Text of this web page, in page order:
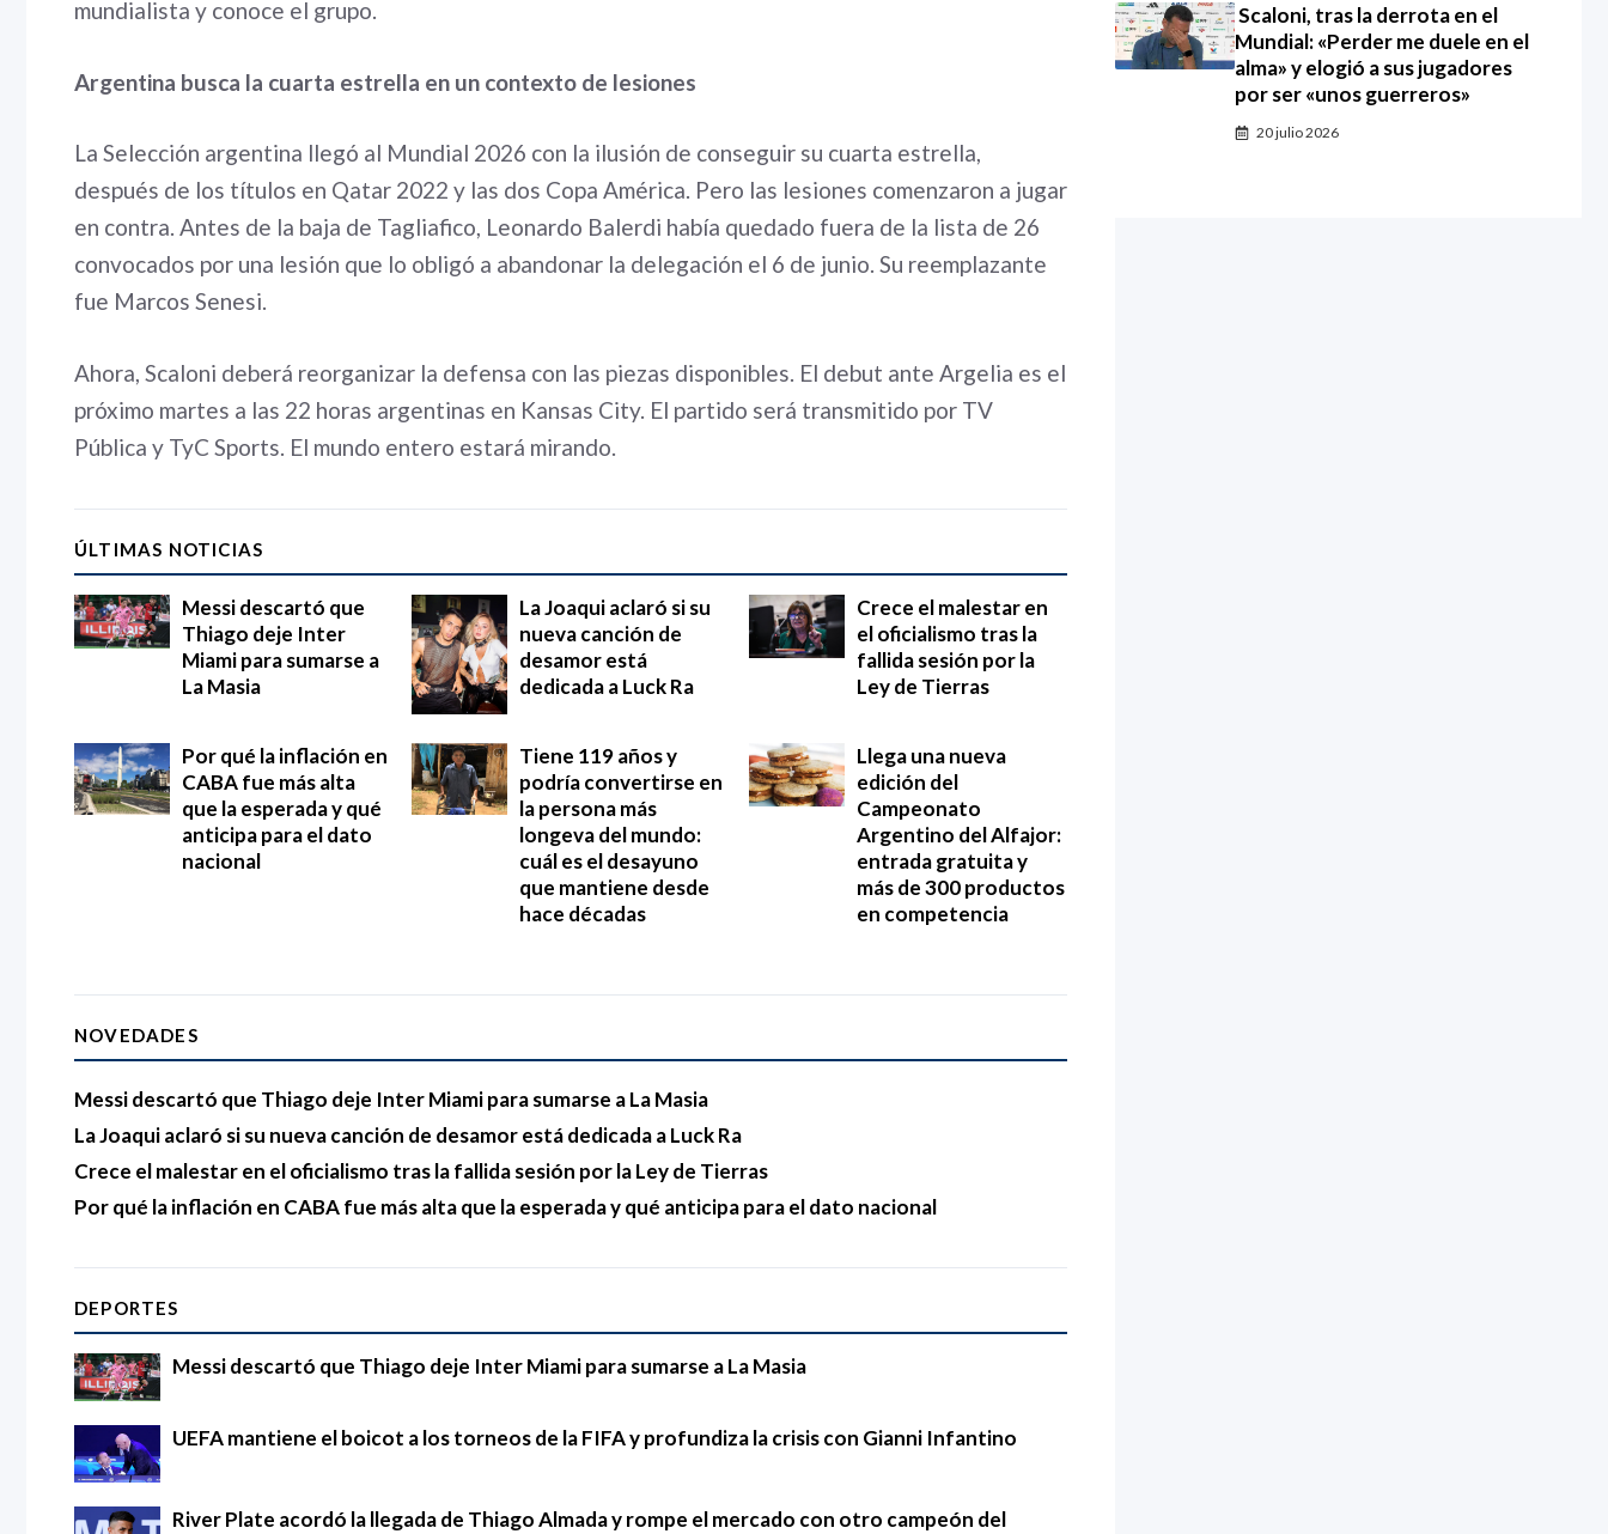
mundialista y conoce el grupo.
Argentina busca la cuarta estrella en un contexto de lesiones
La Selección argentina llegó al Mundial 2026 con la ilusión de conseguir su cuarta estrella,
después de los títulos en Qatar 2022 y las dos Copa América. Pero las lesiones comenzaron a jugar
en contra. Antes de la baja de Tagliafico, Leonardo Balerdi había quedado fuera de la lista de 26
convocados por una lesión que lo obligó a abandonar la delegación el 6 de junio. Su reemplazante
fue Marcos Senesi.
Ahora, Scaloni deberá reorganizar la defensa con las piezas disponibles. El debut ante Argelia es el
próximo martes a las 22 horas argentinas en Kansas City. El partido será transmitido por TV
Pública y TyC Sports. El mundo entero estará mirando.
ÚLTIMAS NOTICIAS
Messi descartó que
Thiago deje Inter
Miami para sumarse a
La Masia
La Joaqui aclaró si su
nueva canción de
desamor está
dedicada a Luck Ra
Crece el malestar en
el oficialismo tras la
fallida sesión por la
Ley de Tierras
Por qué la inflación en
CABA fue más alta
que la esperada y qué
anticipa para el dato
nacional
Tiene 119 años y
podría convertirse en
la persona más
longeva del mundo:
cuál es el desayuno
que mantiene desde
hace décadas
Llega una nueva
edición del
Campeonato
Argentino del Alfajor:
entrada gratuita y
más de 300 productos
en competencia
NOVEDADES
Messi descartó que Thiago deje Inter Miami para sumarse a La Masia
La Joaqui aclaró si su nueva canción de desamor está dedicada a Luck Ra
Crece el malestar en el oficialismo tras la fallida sesión por la Ley de Tierras
Por qué la inflación en CABA fue más alta que la esperada y qué anticipa para el dato nacional
DEPORTES
Messi descartó que Thiago deje Inter Miami para sumarse a La Masia
UEFA mantiene el boicot a los torneos de la FIFA y profundiza la crisis con Gianni Infantino
River Plate acordó la llegada de Thiago Almada y rompe el mercado con otro campeón del
Scaloni, tras la derrota en el
Mundial: «Perder me duele en el
alma» y elogió a sus jugadores
por ser «unos guerreros»
20 julio 2026